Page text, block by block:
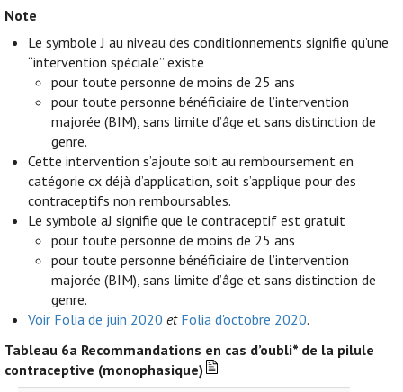
Note
Le symbole J au niveau des conditionnements signifie qu’une
“intervention spéciale” existe
pour toute personne de moins de 25 ans
pour toute personne bénéficiaire de l’intervention
majorée (BIM), sans limite d’âge et sans distinction de
genre.
Cette intervention s’ajoute soit au remboursement en
catégorie cx déjà d’application, soit s’applique pour des
contraceptifs non remboursables.
Le symbole aJ signifie que le contraceptif est gratuit
pour toute personne de moins de 25 ans
pour toute personne bénéficiaire de l’intervention
majorée (BIM), sans limite d’âge et sans distinction de
genre.
Voir Folia de juin 2020 et Folia d'octobre 2020.
Tableau 6a Recommandations en cas d’oubli* de la pilule
contraceptive (monophasique)